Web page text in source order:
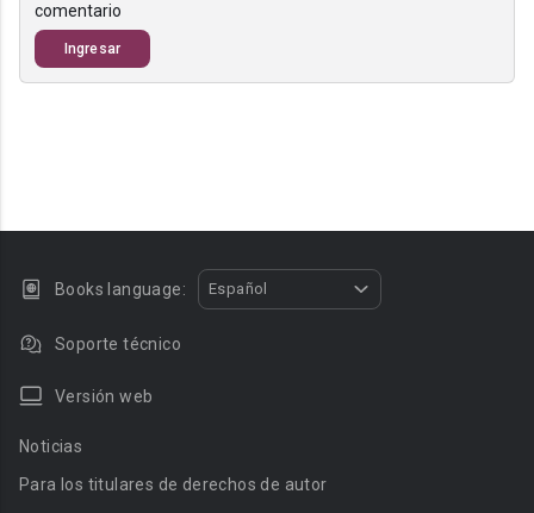
comentario
Ingresar
Books language: Español
Soporte técnico
Versión web
Noticias
Para los titulares de derechos de autor